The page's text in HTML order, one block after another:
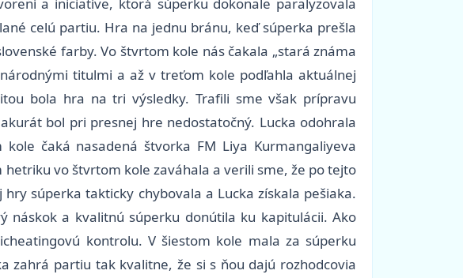
a iniciatíve, ktorá súperku dokonale paralyzovala
celú partiu. Hra na jednu bránu, keď súperka prešla
farby. Vo štvrtom kole nás čakala „stará známa
titulmi a až v treťom kole podľahla aktuálnej
bola hra na tri výsledky. Trafili sme však prípravu
bol pri presnej hre nedostatočný. Lucka odohrala
čaká nasadená štvorka FM Liya Kurmangaliyeva
vo štvrtom kole zaváhala a verili sme, že po tejto
súperka takticky chybovala a Lucka získala pešiaka.
náskok a kvalitnú súperku donútila ku kapitulácii. Ako
kontrolu. V šiestom kole mala za súperku
zahrá partiu tak kvalitne, že si s ňou dajú rozhodcovia